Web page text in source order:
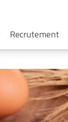
Recrutement